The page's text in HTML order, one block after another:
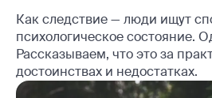
Как следствие — люди ищут
психологическое состояние.
Рассказываем, что это за
достоинствах и недостатках.